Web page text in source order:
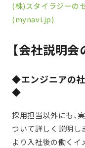
(株)スタイラジーの
(mynavi.jp)
【会社説明会
◆エンジニアの
◆
採用担当以外にも、
ついて詳しく説明し
より入社後の働くイ